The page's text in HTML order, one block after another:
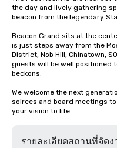
the day and lively gathering
beacon from the legendary
Beacon Grand sits at the
is just steps away from the
District, Nob Hill, Chinatown,
guests will be well positioned
beckons.
We welcome the next
soirees and board meetings
your vision to life.
รายละเอียดสถานที่จัดง